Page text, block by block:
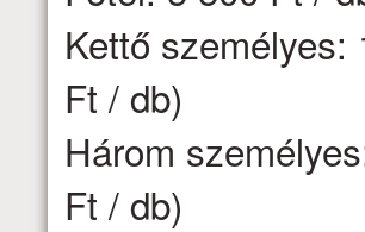
Kettő
Ft / db)
Három
Ft / db)